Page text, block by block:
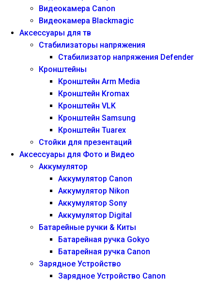
Видеокамера Canon
Видеокамера Blackmagic
Аксессуары для тв
Стабилизаторы напряжения
Стабилизатор напряжения Defender
Кронштейны
Кронштейн Arm Media
Кронштейн Kromax
Кронштейн VLK
Кронштейн Samsung
Кронштейн Tuarex
Стойки для презентаций
Аксессуары для Фото и Видео
Аккумулятор
Аккумулятор Canon
Аккумулятор Nikon
Аккумулятор Sony
Аккумулятор Digital
Батарейные ручки & Киты
Батарейная ручка Gokyo
Батарейная ручка Canon
Зарядное Устройство
Зарядное Устройство Canon